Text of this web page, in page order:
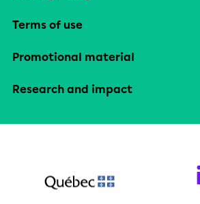
Terms of use
Promotional material
Research and impact